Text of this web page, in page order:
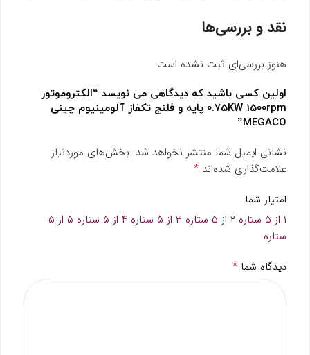
نقد و بررسی‌ها
هنوز بررسی‌ای ثبت نشده است.
اولین کسی باشید که دیدگاهی می نویسد “الکتروموتور
0.75KW 1500rpm پایه و فلنج تکفاز آلومینیوم چینی
MEGACO”
نشانی ایمیل شما منتشر نخواهد شد. بخش‌های موردنیاز
علامت‌گذاری شده‌اند *
امتیاز شما
۱ از ۵ ستاره
۲ از ۵ ستاره ۳ از ۵ ستاره ۴ از ۵ ستاره
۵ از ۵
ستاره
دیدگاه شما *